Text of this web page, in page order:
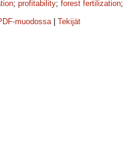
; profitability; forest fertilization;
muodossa| Tekijät